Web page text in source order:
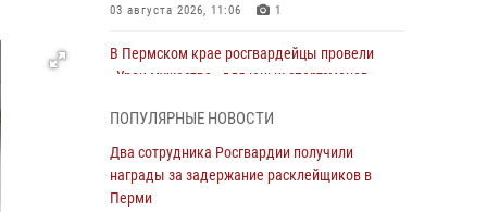
03 августа 2026, 11:06 1
В Пермском крае росгвардейцы провели
«Урок мужества» для юных спортсменов
Росгвардеец спас тонущую женщину в
Пермском крае
30 июля 2026, 05:19
ПОПУЛЯРНЫЕ НОВОСТИ
Два сотрудника Росгвардии получили
награды за задержание расклейщиков в
Перми